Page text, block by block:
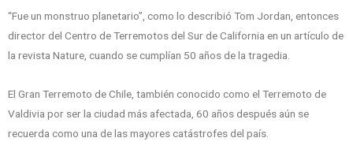
“Fue un monstruo planetario”, como lo describió Tom Jordan, entonces
director del Centro de Terremotos del Sur de California en un artículo de
la revista Nature, cuando se cumplían 50 años de la tragedia.
El Gran Terremoto de Chile, también conocido como el Terremoto de
Valdivia por ser la ciudad más afectada, 60 años después aún se
recuerda como una de las mayores catástrofes del país.